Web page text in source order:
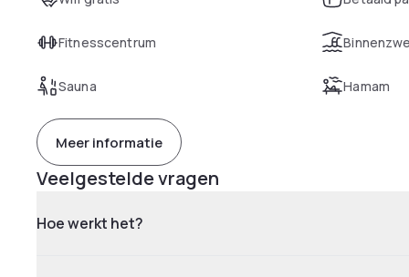
Fitnesscentrum
Sauna Hamam
Meer informatie
Veelgestelde vragen
Hoe werkt het?